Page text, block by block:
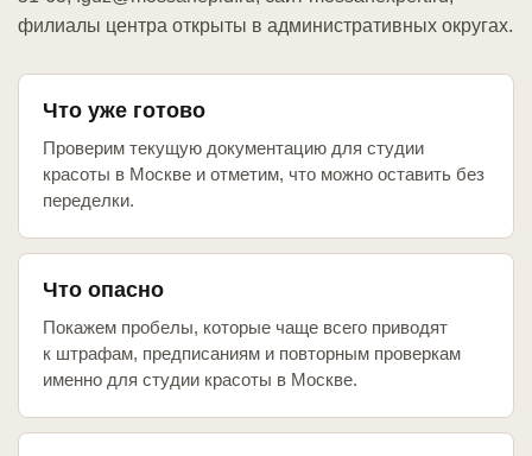
филиалы центра открыты в административных округах.
Что уже готово
Проверим текущую документацию для студии
красоты в Москве и отметим, что можно оставить без
переделки.
Что опасно
Покажем пробелы, которые чаще всего приводят
к штрафам, предписаниям и повторным проверкам
именно для студии красоты в Москве.